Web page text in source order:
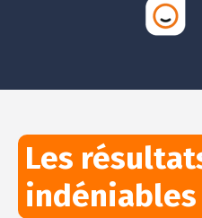
Les
indéniables